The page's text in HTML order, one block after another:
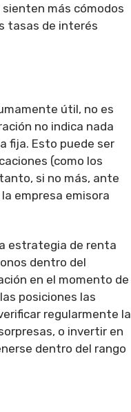
más cómodos
tasas de interés
útil, no es
no indica nada
fija. Esto puede ser
(como los
si no más, ante
empresa emisora
estrategia de renta
dentro del
en el momento de
posiciones las
regularmente la
o invertir en
dentro del rango